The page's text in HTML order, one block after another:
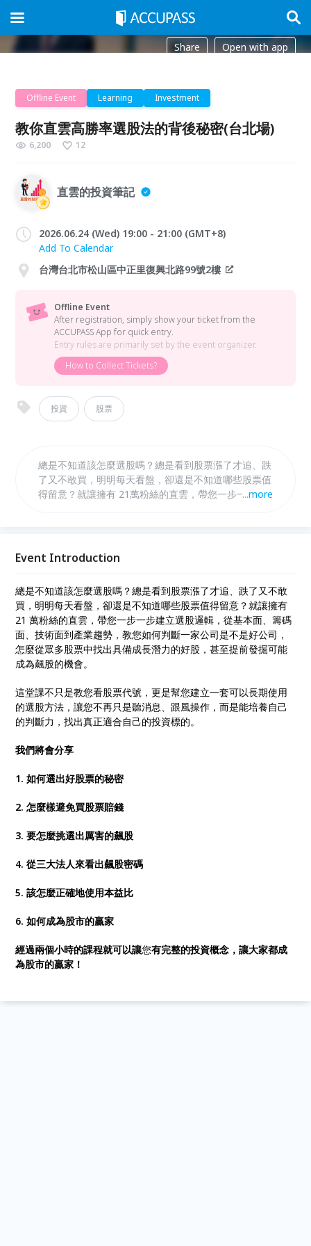
Share Open with app
Offline Event Learning Investment
教你直雲高勝率選股法的背後秘密(台北場)
6,200 12
直雲的投資筆記
2026.06.24 (Wed) 19:00 - 21:00 (GMT+8)
Add To Calendar
台灣台北市松山區中正里復興北路99號2樓
Offline Event
After registration, simply show your ticket from the
ACCUPASS App for quick entry.
Entry rules are primarily set by the event organizer.
How to Collect Tickets?
投資 股票
總是不知道該怎麼選股嗎？總是看到股票漲了才追、跌
了又不敢買，明明每天看盤，卻還是不知道哪些股票值
得留意？就讓擁有 21萬粉絲的直雲，帶您一步一步建
股的機會。 這堂課不只是教您看股票代號，更是幫您
合自己的投資標的。
...more
Event Introduction
總是不知道該怎麼選股嗎？總是看到股票漲了才追、跌了又不敢
買，明明每天看盤，卻還是不知道哪些股票值得留意？就讓擁有
21 萬粉絲的直雲，帶您一步一步建立選股邏輯，從基本面、籌碼
面、技術面到產業趨勢，教您如何判斷一家公司是不是好公司，
怎麼從眾多股票中找出具備成長潛力的好股，甚至提前發掘可能
成為飆股的機會。
這堂課不只是教您看股票代號，更是幫您建立一套可以長期使用
的選股方法，讓您不再只是聽消息、跟風操作，而是能培養自己
的判斷力，找出真正適合自己的投資標的。
我們將會分享
1. 如何選出好股票的秘密
2. 怎麼樣避免買股票賠錢
3. 要怎麼挑選出厲害的飆股
4. 從三大法人來看出飆股密碼
5. 該怎麼正確地使用本益比
6. 如何成為股市的贏家
經過兩個小時的課程就可以讓您有完整的投資概念，讓大家都成
為股市的贏家！